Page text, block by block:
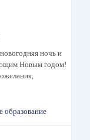
ночь и
Новым годом!
образование